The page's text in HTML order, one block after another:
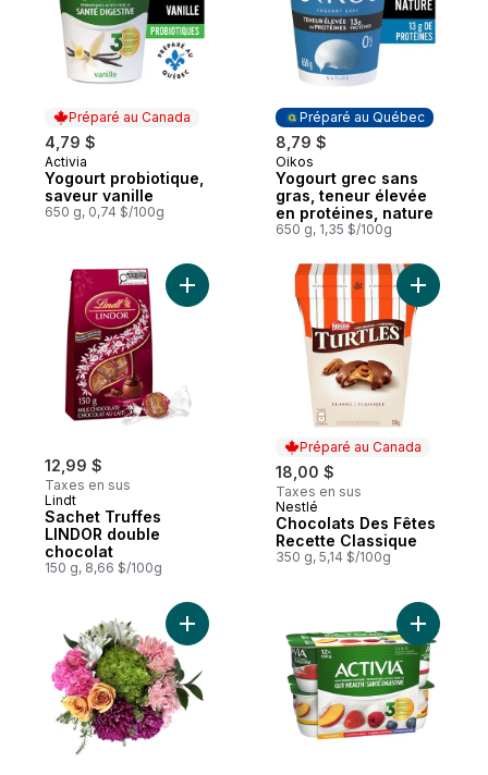
Préparé au Canada
4,79 $
Préparé au Canada
Activia
Yogourt probiotique,
saveur vanille
650 g, 0,74 $/100g
Préparé au Québec
8,79 $
Préparé au Québec
Oikos
Yogourt grec sans
gras, teneur élevée
en protéines, nature
650 g, 1,35 $/100g
12,99 $
Taxes en sus
Lindt
Sachet Truffes
LINDOR double
chocolat
150 g, 8,66 $/100g
Ajouter Sachet Truffes LINDOR double
Préparé au Canada
18,00 $
Taxes en sus
Préparé au Canada
Nestlé
Chocolats Des Fêtes
Recette Classique
350 g, 5,14 $/100g
Ajouter
Ajouter Bouquet haut de gamme à offrir
Ajouter